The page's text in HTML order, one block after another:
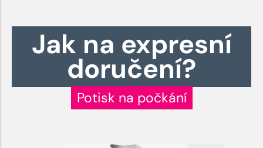
Jak na expresní
doručení?
Potisk na počkání